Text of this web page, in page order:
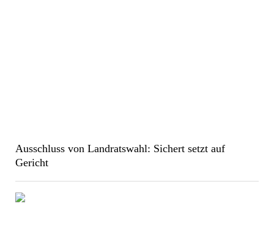
Ausschluss von Landratswahl: Sichert setzt auf
Gericht